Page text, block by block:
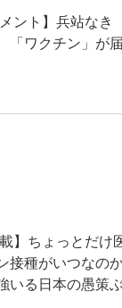
ント】兵站なき
ワクチン」が届
】ちょっとだけ医
種がいつなのか
いる日本の愚策ぶ